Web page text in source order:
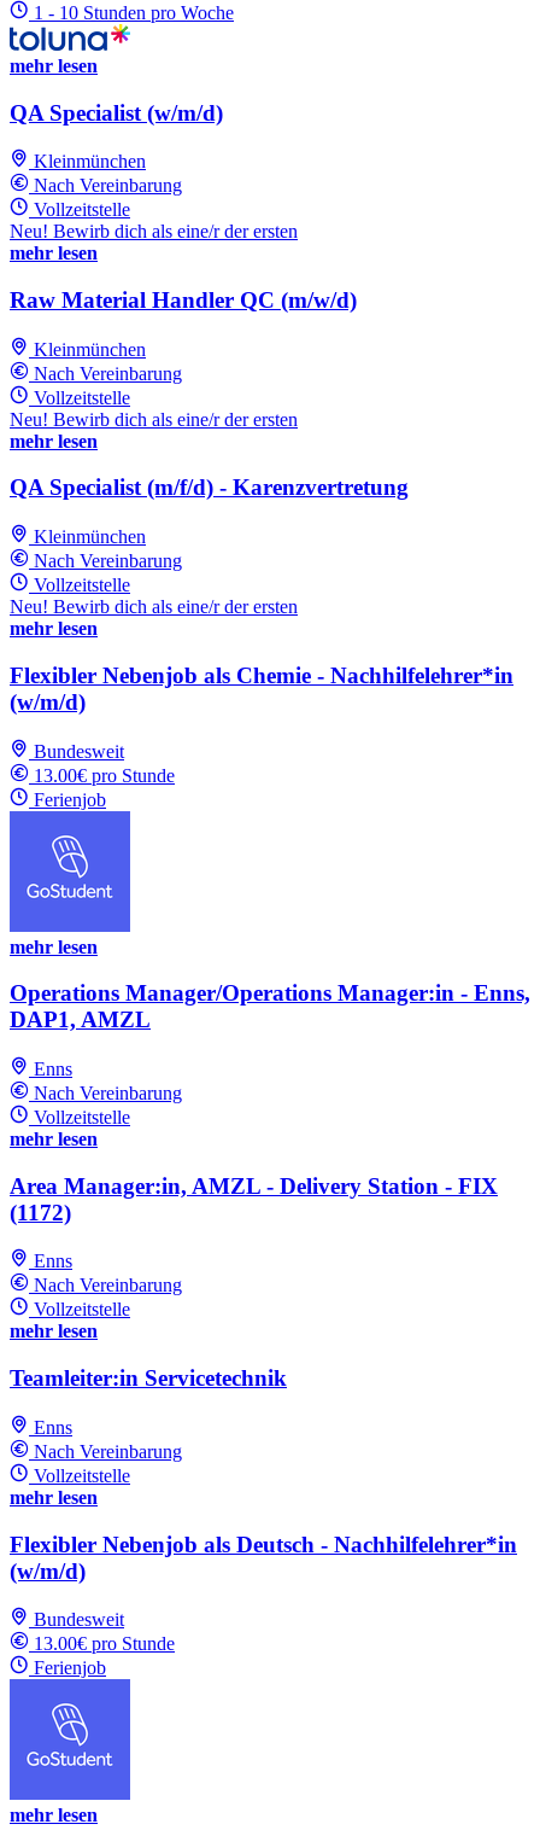
1 - 10 Stunden pro Woche
mehr lesen
QA Specialist (w/m/d)
Kleinmünchen
Nach Vereinbarung
Vollzeitstelle
Neu! Bewirb dich als eine/r der ersten
mehr lesen
Raw Material Handler QC (m/w/d)
Kleinmünchen
Nach Vereinbarung
Vollzeitstelle
Neu! Bewirb dich als eine/r der ersten
mehr lesen
QA Specialist (m/f/d) - Karenzvertretung
Kleinmünchen
Nach Vereinbarung
Vollzeitstelle
Neu! Bewirb dich als eine/r der ersten
mehr lesen
Flexibler Nebenjob als Chemie - Nachhilfelehrer*in
(w/m/d)
Bundesweit
13.00€ pro Stunde
Ferienjob
mehr lesen
Operations Manager/Operations Manager:in - Enns,
DAP1, AMZL
Enns
Nach Vereinbarung
Vollzeitstelle
mehr lesen
Area Manager:in, AMZL - Delivery Station - FIX
(1172)
Enns
Nach Vereinbarung
Vollzeitstelle
mehr lesen
Teamleiter:in Servicetechnik
Enns
Nach Vereinbarung
Vollzeitstelle
mehr lesen
Flexibler Nebenjob als Deutsch - Nachhilfelehrer*in
(w/m/d)
Bundesweit
13.00€ pro Stunde
Ferienjob
mehr lesen